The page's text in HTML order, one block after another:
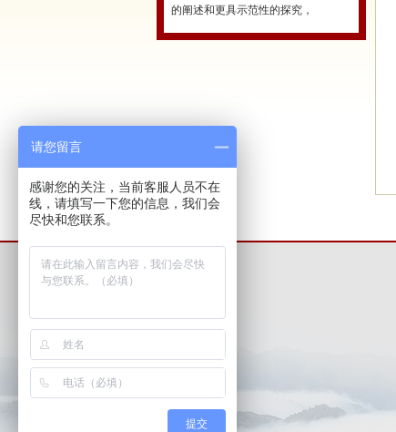
的阐述和更具示范性的探究，
请您留言
感谢您的关注，当前客服人员不在
线，请填写一下您的信息，我们会
尽快和您联系。
提交